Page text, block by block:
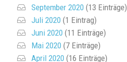
September 2020 (13 Einträge)
Juli 2020 (1 Eintrag)
Juni 2020 (11 Einträge)
Mai 2020 (7 Einträge)
April 2020 (16 Einträge)